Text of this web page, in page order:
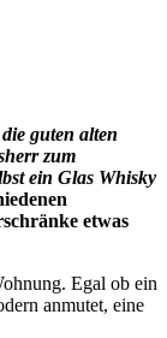
guten alten
zum
ein Glas Whisky
etwas
Egal ob ein
anmutet, eine